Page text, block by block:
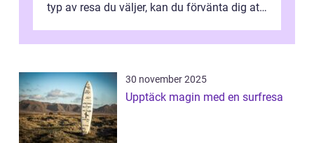
typ av resa du väljer, kan du förvänta dig att
30 november 2025
Upptäck magin med en surfresa